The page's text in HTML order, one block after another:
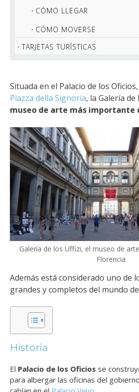
CÓMO LLEGAR
CÓMO MOVERSE
TARJETAS TURÍSTICAS
Situada en el Palacio de los
Piazza della Signoria, la Galería
museo de arte más importante
Galería de los Uffizi, el museo de
Florencia
Además está considerado uno de
grandes y completos del mundo
Historia
El Palacio de los Oficios se
para albergar las oficinas del